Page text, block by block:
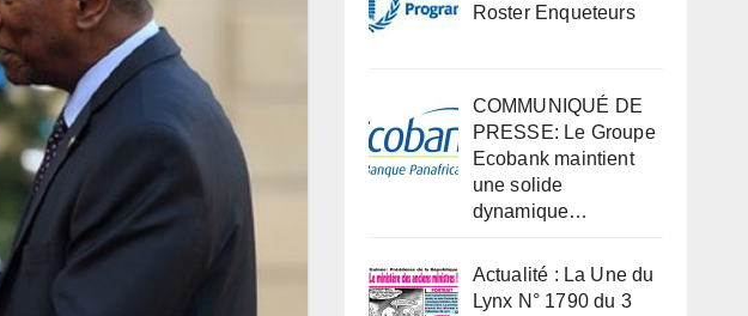
Roster Enqueteurs
COMMUNIQUÉ DE
PRESSE: Le Groupe
Ecobank maintient
une solide
dynamique…
Actualité : La Une du
Lynx N° 1790 du 3